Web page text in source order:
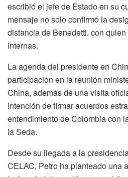
escribió el jefe de Estado en su
mensaje no solo confirmó la
distancia de Benedetti, con
internas.
La agenda del presidente en
participación en la reunión
China, además de una visita
intención de firmar acuerdos
entendimiento de Colombia con
la Seda.
Desde su llegada a la
CELAC, Petro ha planteado una